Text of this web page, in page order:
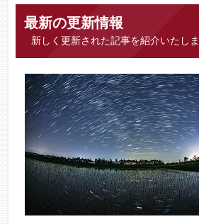
最新の更新情報
新しく更新された記事を紹介いたしま